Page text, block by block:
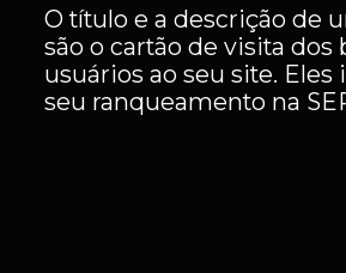
O título e a descrição de
são o cartão de visita dos
usuários ao seu site.
seu ranqueamento na